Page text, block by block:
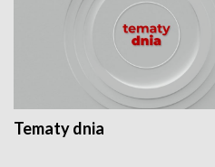
Tematy dnia